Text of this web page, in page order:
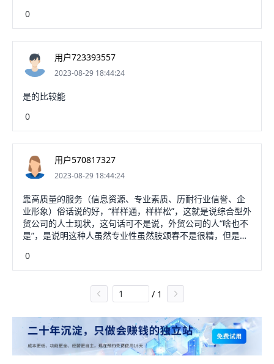
员，每天在敬巧虚平台上发布30万笔跨境亮燃采购。
0
用户723393557
2023-08-29 18:44:24
是的比较能
0
用户570817327
2023-08-29 18:44:24
靠高质量的服务（信息资源、专业素质、历耐行业信誉、企
业形象）俗话说的好，“样样通，样样松”，这就是说综合型外
贸公司的人士现状，这句话可不是说，外贸公司的人“啥也不
是”，是说明这种人虽然专业性虽然肢颂春不是很精，但是什
工业原理，全部都要了解，再到国内外海铁空运输，财务税
收，海关核销退税各环节都有利润点。综合性的服务可以大
大降低外贸企业产出成本，外贸人经营的产品，经过综合性
服务后，很多产品的综合服务后的价格，通常低于买家通常
你可以做到同样的产品在工厂买进来，你的出口价格可以比
他还低。这就需要你的信息处理分析能力，合理运用采购和
销售渠道，合理降低成本，很多产品是可以做到，比工厂还
有竞争力。几个字很难表达我的想法。
0
/ 1